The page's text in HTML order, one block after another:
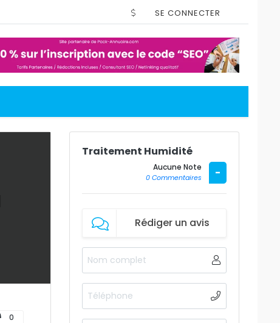
SE CONNECTER
0
Traitement Humidité
Aucune Note
0 Commentaires -
Rédiger un avis